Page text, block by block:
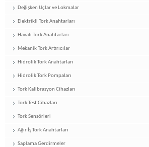
Değişken Uçlar ve Lokmalar
Elektrikli Tork Anahtarları
Havalı Tork Anahtarları
Mekanik Tork Artırıcılar
Hidrolik Tork Anahtarları
Hidrolik Tork Pompaları
Tork Kalibrasyon Cihazları
Tork Test Cihazları
Tork Sensörleri
Ağır İş Tork Anahtarları
Saplama Gerdirmeler